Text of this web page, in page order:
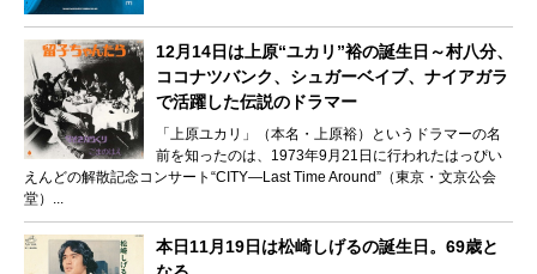
12月14日は上原“ユカリ”裕の誕生日～村八分、
ココナツバンク、シュガーベイブ、ナイアガラ
で活躍した伝説のドラマー
「上原ユカリ」（本名・上原裕）というドラマーの名
前を知ったのは、1973年9月21日に行われたはっぴい
えんどの解散記念コンサート“CITY—Last Time Around”（東京・文京公会
堂）...
本日11月19日は松崎しげるの誕生日。69歳と